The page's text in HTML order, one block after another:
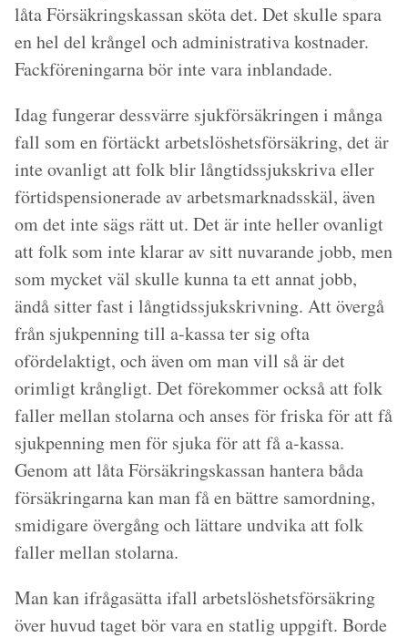
låta Försäkringskassan sköta det. Det skulle spara
en hel del krångel och administrativa kostnader.
Fackföreningarna bör inte vara inblandade.
Idag fungerar dessvärre sjukförsäkringen i många
fall som en förtäckt arbetslöshetsförsäkring, det är
inte ovanligt att folk blir långtidssjukskriva eller
förtidspensionerade av arbetsmarknadsskäl, även
om det inte sägs rätt ut. Det är inte heller ovanligt
att folk som inte klarar av sitt nuvarande jobb, men
som mycket väl skulle kunna ta ett annat jobb,
ändå sitter fast i långtidssjukskrivning. Att övergå
från sjukpenning till a-kassa ter sig ofta
ofördelaktigt, och även om man vill så är det
orimligt krångligt. Det förekommer också att folk
faller mellan stolarna och anses för friska för att få
sjukpenning men för sjuka för att få a-kassa.
Genom att låta Försäkringskassan hantera båda
försäkringarna kan man få en bättre samordning,
smidigare övergång och lättare undvika att folk
faller mellan stolarna.
Man kan ifrågasätta ifall arbetslöshetsförsäkring
över huvud taget bör vara en statlig uppgift. Borde